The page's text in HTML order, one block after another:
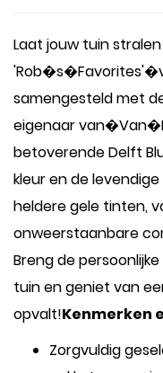
Laat jouw tuin
samengesteld met
eigenaar
betoverende Delft
kleur en de
heldere gele tinten,
onweerstaanbare
Breng de
tuin en geniet van
opvalt!Kenmerken
Zorgvuldig